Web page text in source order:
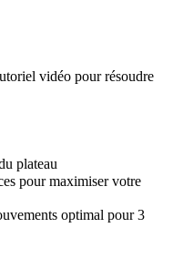
vidéo pour résoudre
plateau
pour maximiser votre
optimal pour 3